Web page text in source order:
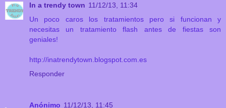
In a trendy town 11/12/13, 11:34
Un poco caros los tratamientos pero si funcionan y
necesitas un tratamiento flash antes de fiestas son
geniales!
http://inatrendytown.blogspot.com.es
Responder
Anónimo 11/12/13, 11:45